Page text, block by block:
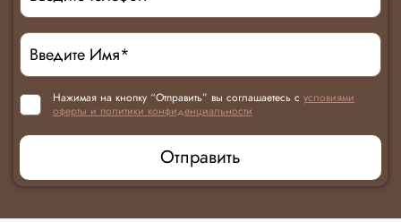
Нажимая на кнопку “Отправить” вы соглашаетесь с условиями
оферты и политики конфиденциальности
Отправить